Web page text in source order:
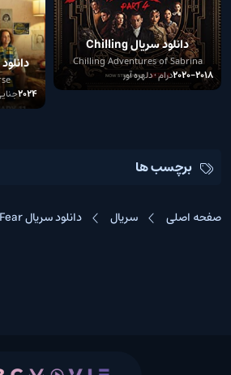
دانلود سریال Chilling
Adventures of Sabrina
Chilling Adventures of Sabrina
2018–2020 درام • دلهره آور
2024
برچسب ها
صفحه اصلی سریال دانلود سریال Cape Fear